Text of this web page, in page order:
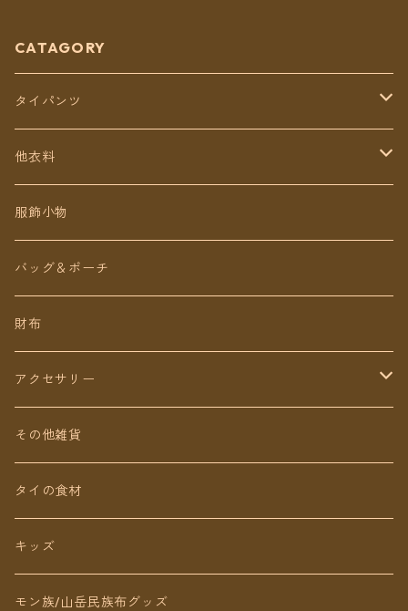
CATAGORY
タイパンツ
定番無地タイパンツ
チェトオリジナル
ロング丈
ミディアム丈
ショート丈
Baby&Kids
他衣料
トップス
ワンピース
パンツ
スカート
キッズ
服飾小物
バッグ＆ポーチ
財布
アクセサリー
ピアス（イヤリング）
ネックレス
リング
ブレスレット
その他雑貨
タイの食材
キッズ
モン族/山岳民族布グッズ